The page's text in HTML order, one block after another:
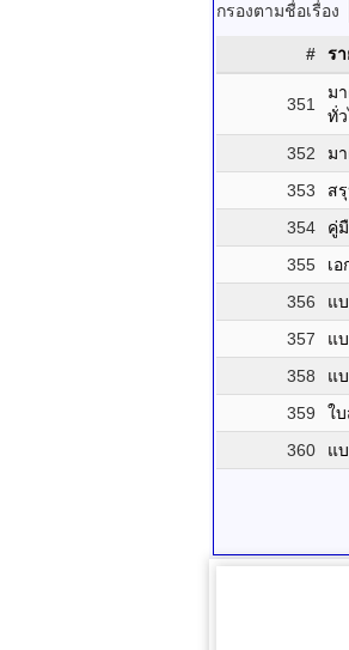
กรองตามชื่อเรื่อง
# ร
351
ม
ทั่
352 ม
353
ส
354
คู่
355
เ
356
แ
357
แ
358
แ
359
ใ
360
แ